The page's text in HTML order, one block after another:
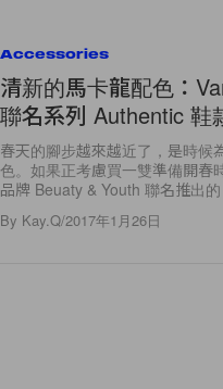
Accessories
清新的馬卡龍配色：
聯名系列 Authentic 鞋
春天的腳步越來越近了，是時候
色。如果正考慮買一雙準備開春
品牌 Beuaty & Youth 聯名推出的
By Kay.Q/2017年1月26日